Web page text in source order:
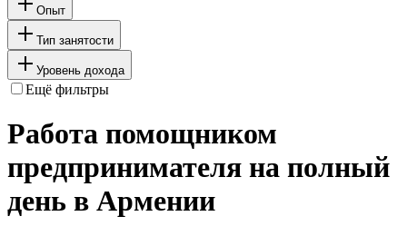
Опыт
Тип занятости
Уровень дохода
Ещё фильтры
Работа помощником
предпринимателя на полный
день в Армении